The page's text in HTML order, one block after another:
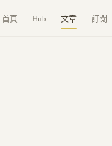
首頁 Hub 文章 訂閱